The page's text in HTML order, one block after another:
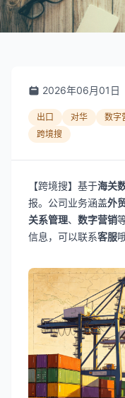
2026年06月01日
出口 对华 数字
跨境搜
【跨境搜】基于海关
报。公司业务涵盖外
关系管理、 数字营销
信息，可以联系客服